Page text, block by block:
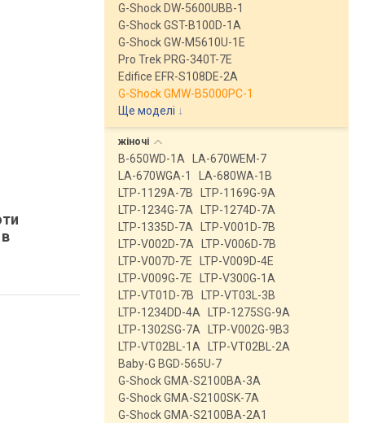
G-Shock DW-5600UBB-1
G-Shock GST-B100D-1A
G-Shock GW-M5610U-1E
Pro Trek PRG-340T-7E
Edifice EFR-S108DE-2A
G-Shock GMW-B5000PC-1
Ще моделі ↓
жіночі
B-650WD-1A
LA-670WEM-7
LA-670WGA-1
LA-680WA-1B
LTP-1129A-7B
LTP-1169G-9A
LTP-1234G-7A
LTP-1274D-7A
LTP-1335D-7A
LTP-V001D-7B
LTP-V002D-7A
LTP-V006D-7B
LTP-V007D-7E
LTP-V009D-4E
LTP-V009G-7E
LTP-V300G-1A
LTP-VT01D-7B
LTP-VT03L-3B
LTP-1234DD-4A
LTP-1275SG-9A
LTP-1302SG-7A
LTP-V002G-9B3
LTP-VT02BL-1A
LTP-VT02BL-2A
Baby-G BGD-565U-7
G-Shock GMA-S2100BA-3A
G-Shock GMA-S2100SK-7A
G-Shock GMA-S2100BA-2A1